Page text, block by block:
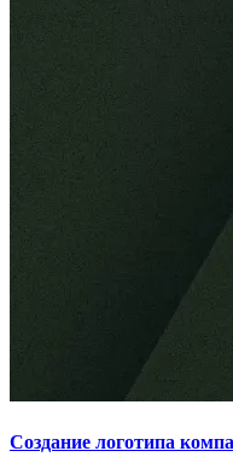
Создание логотипа